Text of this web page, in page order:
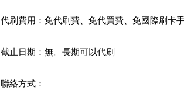
代刷費用：免代刷費、免代買費、免國際刷卡
截止日期：無。長期可以代刷
聯絡方式：